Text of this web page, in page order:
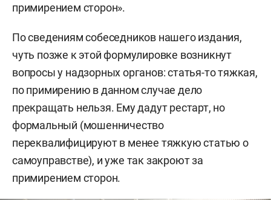
примирением сторон».
По сведениям собеседников нашего издания,
чуть позже к этой формулировке возникнут
вопросы у надзорных органов: статья-то тяжкая,
по примирению в данном случае дело
прекращать нельзя. Ему дадут рестарт, но
формальный (мошенничество
переквалифицируют в менее тяжкую статью о
самоуправстве), и уже так закроют за
примирением сторон.